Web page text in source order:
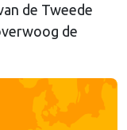
de Tweede
de